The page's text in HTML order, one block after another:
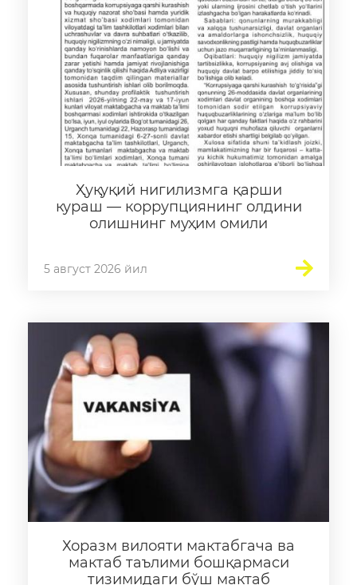
Очиқ мажлислар ўтказиш
режалари
Мувофиқлаштирувчи ва
маслаҳат органлари
Таълим
Таҳлилий маълумотлар
Таълимга доир терминлар
"Баркамол Авлод" Болалар
Интерактив хизматлар
Электрон кундалик
1-синфга қабул
Рақамли кутубхона
Бўш иш ўринлари
Ҳуқуқий нигилизмга қарши
кураш — коррупциянинг олдини
олишнинг муҳим омили
5 август 2026 йил
Хоразм вилояти мактабгача ва
мактаб таълими бошқармаси
тизимидаги бўш мактаб